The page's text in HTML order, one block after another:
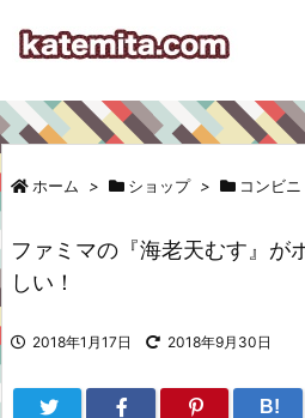
ホーム > ショップ > コンビニ
ファミマの『海老天むす』が
しい！
2018年1月17日 2018年9月30日
B!